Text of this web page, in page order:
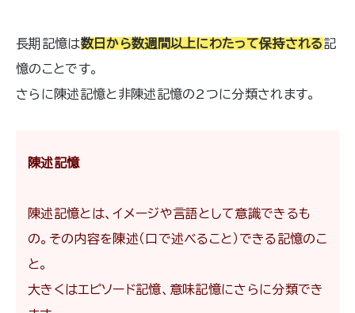
長期記憶は数日から数週間以上にわたって保持される記
憶のことです。
さらに陳述記憶と非陳述記憶の2つに分類されます。
陳述記憶
陳述記憶とは、イメージや言語として意識できるも
の。その内容を陳述（口で述べること）できる記憶のこ
と。
大きくはエピソード記憶、意味記憶にさらに分類でき